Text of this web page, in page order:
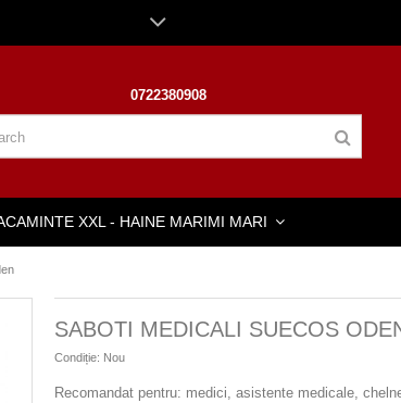
0722380908
XXL - HAINE MARIMI MARI
SABOTI MEDICALI SUECOS
Condiție: Nou
Recomandat pentru: medici, asistente medicale,